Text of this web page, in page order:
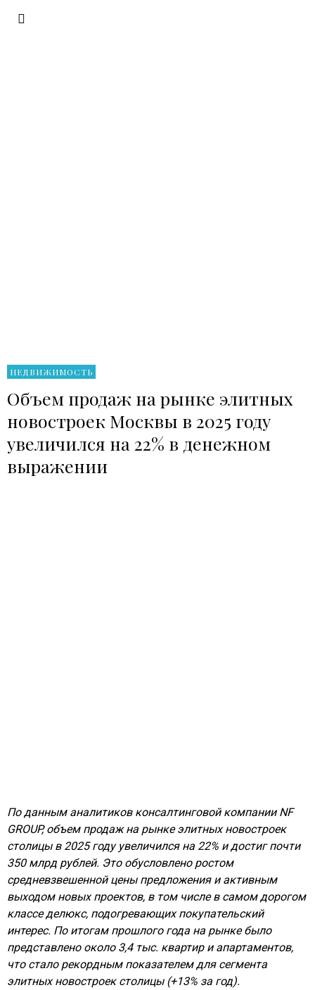
НЕДВИЖИМОСТЬ
Объем продаж на рынке элитных
новостроек Москвы в 2025 году
увеличился на 22% в денежном
выражении
По данным аналитиков консалтинговой компании NF
GROUP, объем продаж на рынке элитных новостроек
столицы в 2025 году увеличился на 22% и достиг почти
350 млрд рублей. Это обусловлено ростом
средневзвешенной цены предложения и активным
выходом новых проектов, в том числе в самом дорогом
классе делюкс, подогревающих покупательский
интерес. По итогам прошлого года на рынке было
представлено около 3,4 тыс. квартир и апартаментов,
что стало рекордным показателем для сегмента
элитных новостроек столицы (+13% за год).